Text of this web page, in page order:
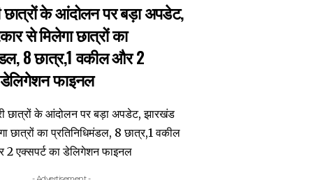
छात्रों के आंदोलन पर बड़ा अपडेट,
से मिलेगा छात्रों का
8 छात्र,1 वकील और 2
डेलिगेशन फाइनल